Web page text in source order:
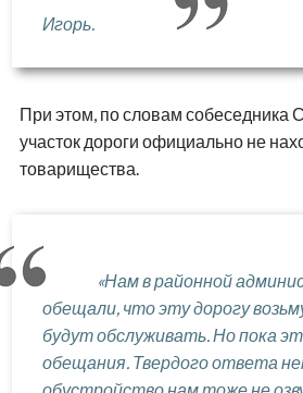
Игорь.
При этом, по словам собеседника
участок дороги официально не
товарищества.
«Нам в районной
обещали, что эту дорогу
будут обслуживать. Но пока
обещания. Твердого ответа